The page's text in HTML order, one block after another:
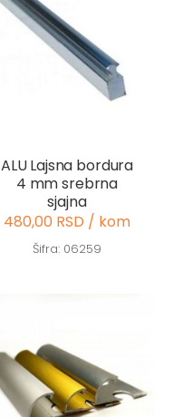
ALU Lajsna bordura
4 mm srebrna
sjajna
480,00 RSD / kom
Šifra: 06259